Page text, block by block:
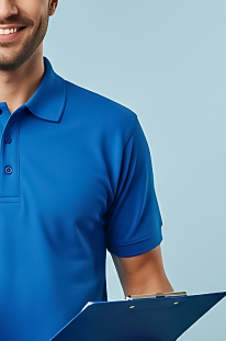
وصف
الميزة
الشاشة